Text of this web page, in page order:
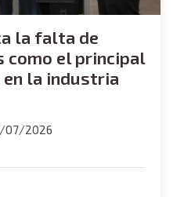
la falta de
como el principal
la industria
07/2026